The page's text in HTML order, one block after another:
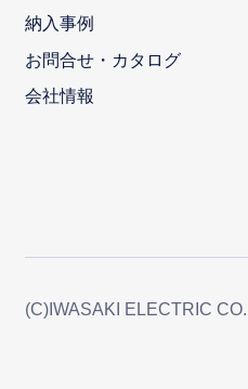
納入事例
お問合せ・カタログ
会社情報
(C)IWASAKI ELECTRIC